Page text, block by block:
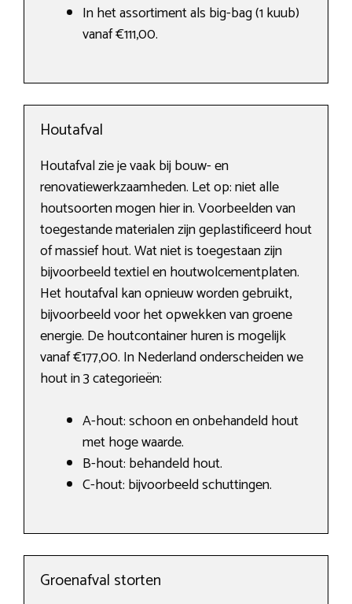
In het assortiment als big-bag (1 kuub)
vanaf €111,00.
Houtafval
Houtafval zie je vaak bij bouw- en
renovatiewerkzaamheden. Let op: niet alle
houtsoorten mogen hier in. Voorbeelden van
toegestande materialen zijn geplastificeerd hout
of massief hout. Wat niet is toegestaan zijn
bijvoorbeeld textiel en houtwolcementplaten.
Het houtafval kan opnieuw worden gebruikt,
bijvoorbeeld voor het opwekken van groene
energie. De houtcontainer huren is mogelijk
vanaf €177,00. In Nederland onderscheiden we
hout in 3 categorieën:
A-hout: schoon en onbehandeld hout
met hoge waarde.
B-hout: behandeld hout.
C-hout: bijvoorbeeld schuttingen.
Groenafval storten